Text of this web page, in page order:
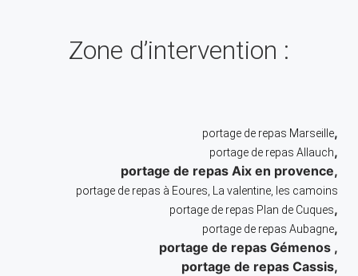
Zone d’intervention :
portage de repas Marseille,
portage de repas Allauch,
portage de repas Aix en provence,
portage de repas à Eoures, La valentine, les camoins
portage de repas Plan de Cuques,
portage de repas Aubagne,
portage de repas Gémenos ,
portage de repas Cassis,